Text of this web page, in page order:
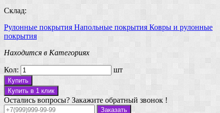
Склад:
Рулонные покрытия Напольные покрытия Ковры и рулонные
покрытия
Находится в Категориях
Кол: шт
Купить
Купить в 1 клик
Остались вопросы? Закажите обратный звонок !
Заказать